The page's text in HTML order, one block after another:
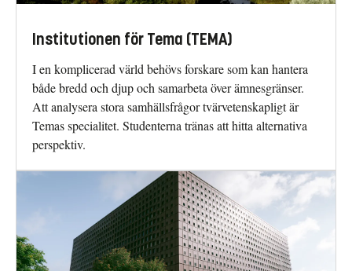
Institutionen för Tema (TEMA)
I en komplicerad värld behövs forskare som kan hantera
både bredd och djup och samarbeta över ämnesgränser.
Att analysera stora samhällsfrågor tvärvetenskapligt är
Temas specialitet. Studenterna tränas att hitta alternativa
perspektiv.